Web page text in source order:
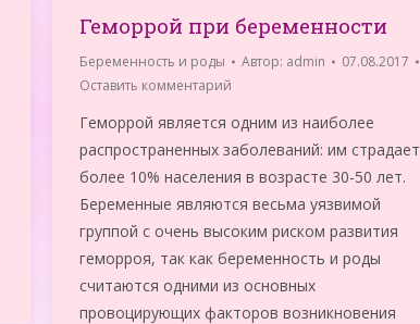
Геморрой при беременности
Беременность и роды Автор: admin
07.08.2017
Оставить комментарий
Геморрой является одним из наиболее
распространенных заболеваний: им страдает
более 10% населения в возрасте 30-50 лет.
Беременные являются весьма уязвимой
группой с очень высоким риском развития
геморроя, так как беременность и роды
считаются одними из основных
провоцирующих факторов возникновения